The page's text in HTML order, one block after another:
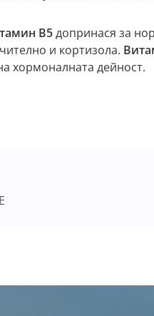
В5допринася за
и кортизола.
хормоналната дейност.